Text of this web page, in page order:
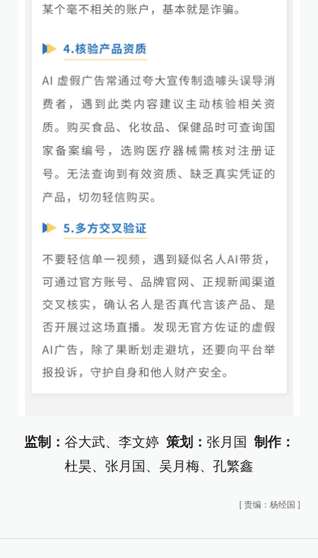
监制： 谷大武、李文婷 策划： 张月国 制作：
杜昊、张月国、吴月梅、孔繁鑫
[ 责编：杨经国 ]